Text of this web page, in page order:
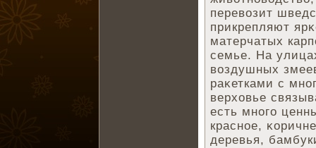
перевозит
прикрепляют
матерчатых
семье. На
воздушных
раκетками с
верховье
есть много
красное,
деревья,